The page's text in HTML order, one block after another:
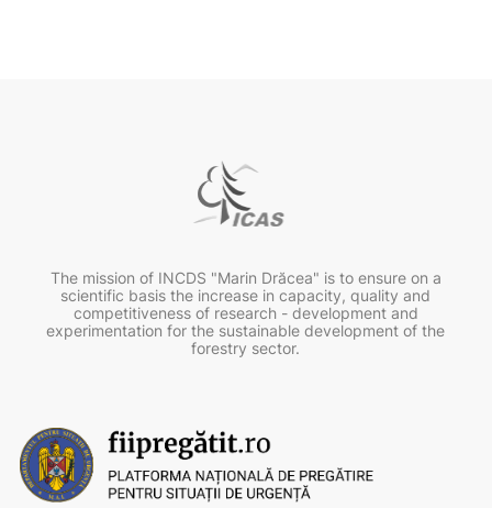
The mission of INCDS "Marin Drăcea" is to ensure on a
scientific basis the increase in capacity, quality and
competitiveness of research - development and
experimentation for the sustainable development of the
forestry sector.